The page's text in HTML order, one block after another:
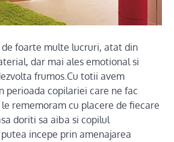
de foarte multe lucruri, atat din
dar mai ales emotional si
frumos.Cu totii avem
perioada copilariei care ne fac
rememoram cu placere de fiecare
doriti sa aiba si copilul
incepe prin amenajarea